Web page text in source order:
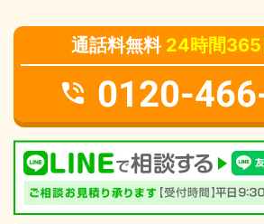
通話料無料 24時間365
0120-